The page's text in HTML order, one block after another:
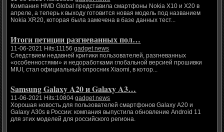
Компания HMD Global представила смартфоны Nokia X10 и X20 в
апреле, а теперь к выходу готовится новая модель под названием
Nokia XR20, которая была замечена в базе данных тест...
Итоги петиции разгневанных пол…
11-06-2021 Hits:11156gadget news
Следствием недавней критики пользователей, разгневанных
«особенностями» и недоработками глобальной версией прошивки
MIUI, стал официальный опросник Xiaomi, в котор...
Samsung Galaxy A20 и Galaxy A3…
11-06-2021 Hits:10804gadget news
Хорошая новость для пользователей смартфонов Galaxy A20 и
Galaxy A30s в России: компания выпустила обновление Android 11
для этих моделей для российского региона.